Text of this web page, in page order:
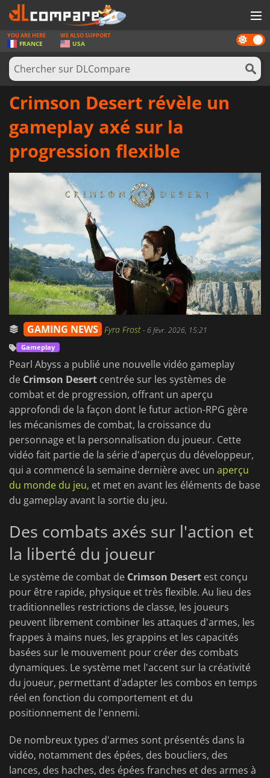
JEUX
CARTES PRÉPAYÉES
LOGICIELS
MATÉRIEL
NEWS
SE CONNECTER OU S'INSCRIRE
Dark
mode
YOU ARE HERE
FRANCE
WE ALSO SUPPORT
USA
Crimson Desert révèle un
gameplay axé sur la
progression flexible
GAMING NEWS Fyra Frost-6 févr. 2026, 15:21
Gameplay
Pearl Abyss a publié une nouvelle vidéo gameplay
de Crimson Desert centrée sur les systèmes de
combat et de progression, offrant un aperçu
approfondi de la façon dont le futur action-RPG gère
les mécanismes de combat, la croissance du
personnage et la personnalisation du joueur. Cette
vidéo fait partie de la série d'aperçus du développeur,
qui a commencé la semaine dernière avec un aperçu
du monde du jeu, et met en avant les éléments de base
du gameplay avant la sortie du jeu.
Des combats axés sur l'action et
la liberté du joueur
Le système de combat de Crimson Desert est conçu
pour être rapide, physique et très flexible. Au lieu des
traditionnelles restrictions de classe, les joueurs
peuvent librement combiner les attaques d'armes, les
frappes à mains nues, les grappins et les capacités
basées sur le mouvement pour créer des combats
dynamiques. Le système met l'accent sur la créativité
du joueur, permettant d'adapter les combos en temps
réel en fonction du comportement et du
positionnement de l'ennemi.
De nombreux types d'armes sont présentés dans la
vidéo, notamment des épées, des boucliers, des
lances, des haches, des épées franches et des armes à